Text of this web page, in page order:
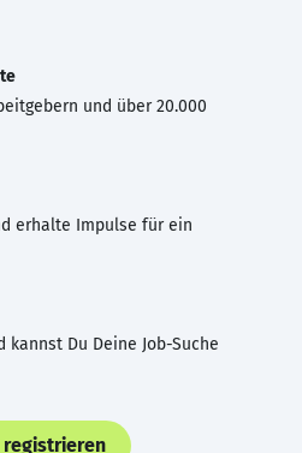
und über 20.000
erhalte Impulse für ein
Du Deine Job-Suche
registrieren